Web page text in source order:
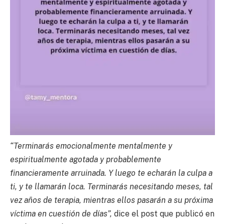
“Terminarás emocionalmente mentalmente y
espiritualmente agotada y probablemente
financieramente arruinada. Y luego te echarán la culpa a
ti, y te llamarán loca. Terminarás necesitando meses, tal
vez años de terapia, mientras ellos pasarán a su próxima
víctima en cuestión de días”, dice el post que publicó en